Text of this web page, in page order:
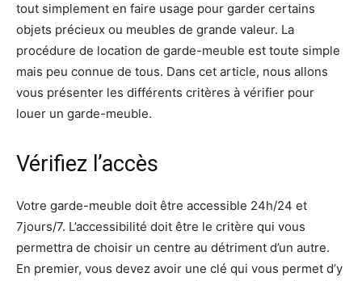
tout simplement en faire usage pour garder certains
objets précieux ou meubles de grande valeur. La
procédure de location de garde-meuble est toute simple
mais peu connue de tous. Dans cet article, nous allons
vous présenter les différents critères à vérifier pour
louer un garde-meuble.
Vérifiez l’accès
Votre garde-meuble doit être accessible 24h/24 et
7jours/7. L’accessibilité doit être le critère qui vous
permettra de choisir un centre au détriment d’un autre.
En premier, vous devez avoir une clé qui vous permet d’y